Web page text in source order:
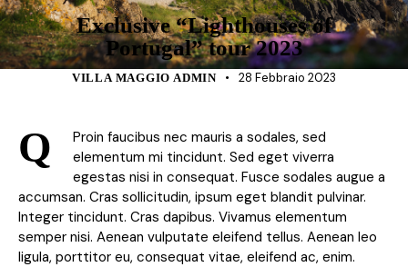
Exclusive “Lighthouses of
Portugal” tour 2023
VILLA MAGGIO ADMIN 28 Febbraio 2023
Q
Proin faucibus nec mauris a sodales, sed
elementum mi tincidunt. Sed eget viverra
egestas nisi in consequat. Fusce sodales augue a
accumsan. Cras sollicitudin, ipsum eget blandit pulvinar.
Integer tincidunt. Cras dapibus. Vivamus elementum
semper nisi. Aenean vulputate eleifend tellus. Aenean leo
ligula, porttitor eu, consequat vitae, eleifend ac, enim.